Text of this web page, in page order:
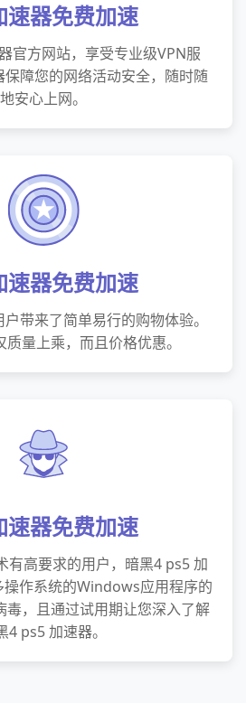
速器免费加速
官方网站，享受专业级VPN服
障您的网络活动安全，随时随
地安心上网。
速器免费加速
带来了简单易行的购物体验。
量上乘，而且价格优惠。
速器免费加速
有高要求的用户，暗黑4 ps5 加
作系统的Windows应用程序的
毒，且通过试用期让您深入了解
4 ps5 加速器。